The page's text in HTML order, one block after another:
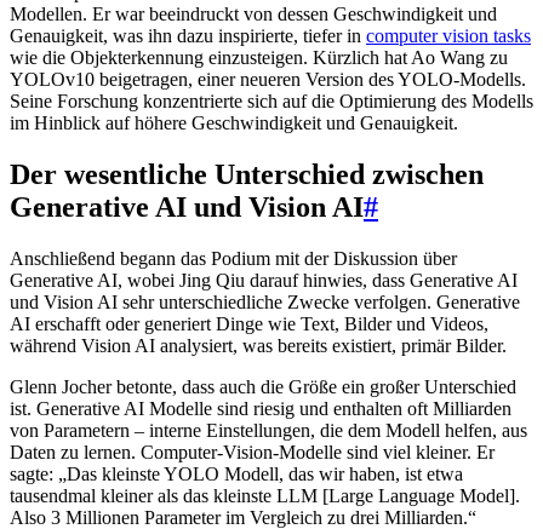
Modellen. Er war beeindruckt von dessen Geschwindigkeit und
Genauigkeit, was ihn dazu inspirierte, tiefer in computer vision tasks
wie die Objekterkennung einzusteigen. Kürzlich hat Ao Wang zu
YOLOv10 beigetragen, einer neueren Version des YOLO-Modells.
Seine Forschung konzentrierte sich auf die Optimierung des Modells
im Hinblick auf höhere Geschwindigkeit und Genauigkeit.
Der wesentliche Unterschied zwischen
Generative AI und Vision AI#
Anschließend begann das Podium mit der Diskussion über
Generative AI, wobei Jing Qiu darauf hinwies, dass Generative AI
und Vision AI sehr unterschiedliche Zwecke verfolgen. Generative
AI erschafft oder generiert Dinge wie Text, Bilder und Videos,
während Vision AI analysiert, was bereits existiert, primär Bilder.
Glenn Jocher betonte, dass auch die Größe ein großer Unterschied
ist. Generative AI Modelle sind riesig und enthalten oft Milliarden
von Parametern – interne Einstellungen, die dem Modell helfen, aus
Daten zu lernen. Computer-Vision-Modelle sind viel kleiner. Er
sagte: „Das kleinste YOLO Modell, das wir haben, ist etwa
tausendmal kleiner als das kleinste LLM [Large Language Model].
Also 3 Millionen Parameter im Vergleich zu drei Milliarden.“